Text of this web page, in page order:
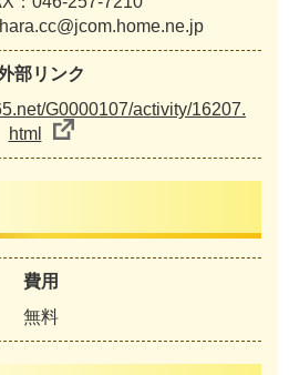
部リンク
G0000107/activity/16207.
html
費用
無料